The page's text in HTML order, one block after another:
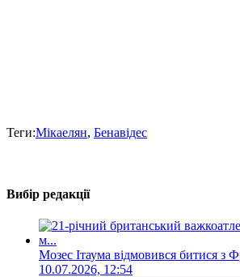
Теги:Мікаелян, Бенавідес
Вибір редакції
Мозес Ітаума відмовився битися з
10.07.2026, 12:54